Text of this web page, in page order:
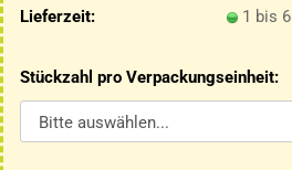
Lieferzeit:
1 bis
Stückzahl pro Verpackungseinheit: